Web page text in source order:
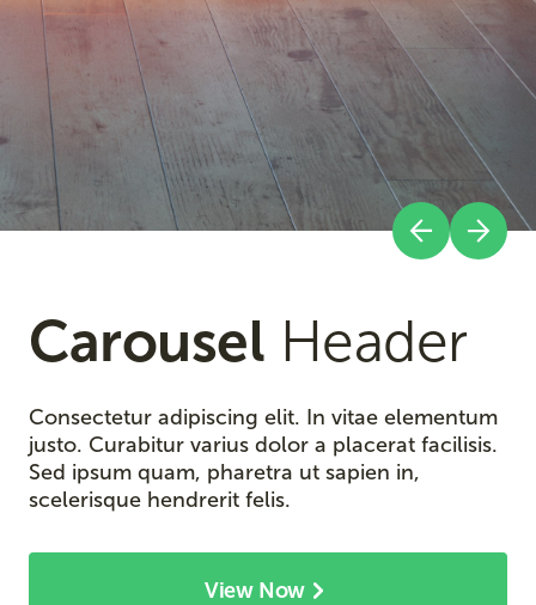
Carousel Header
Consectetur adipiscing elit. In vitae elementum
justo. Curabitur varius dolor a placerat facilisis.
Sed ipsum quam, pharetra ut sapien in,
scelerisque hendrerit felis.
View Now